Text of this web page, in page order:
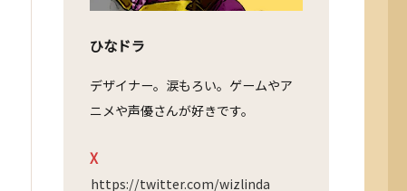
ひなドラ
デザイナー。涙もろい。ゲームやア
ニメや声優さんが好きです。
X
https://twitter.com/wizlinda